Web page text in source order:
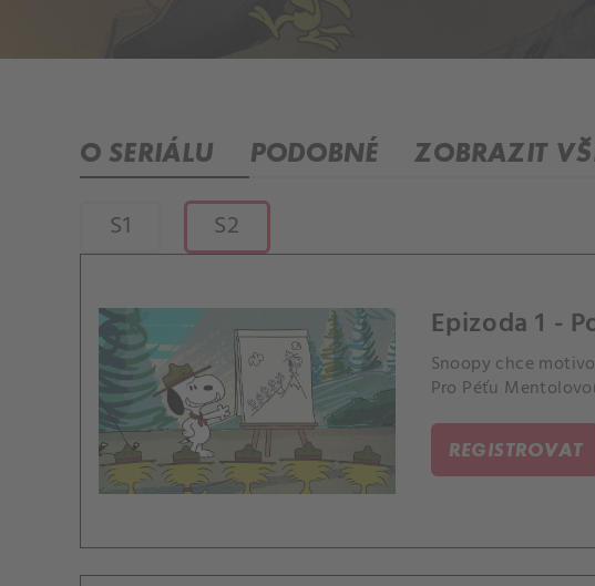
O SERIÁLU PODOBNÉ ZOBRAZIT
S1 S2
Epizoda 1 -
Snoopy chce
Pro Péťu
REGISTROVAT